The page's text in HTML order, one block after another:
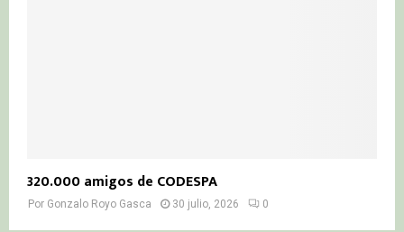
320.000 amigos de CODESPA
Por Gonzalo Royo Gasca 30 julio, 2026 0